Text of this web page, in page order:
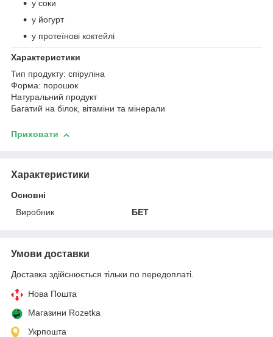
у соки
у йогурт
у протеїнові коктейлі
Характеристики
Тип продукту: спіруліна
Форма: порошок
Натуральний продукт
Багатий на білок, вітаміни та мінерали
Приховати
Характеристики
Основні
Виробник
БЕТ
Умови доставки
Доставка здійснюється тільки по передоплаті.
Нова Пошта
Магазини Rozetka
Укрпошта